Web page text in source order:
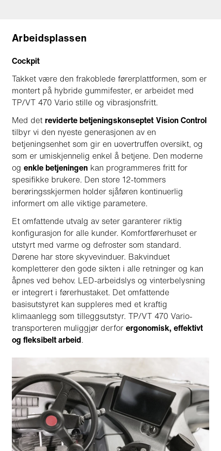
Arbeidsplassen
Cockpit
Takket være den frakoblede førerplattformen, som er
montert på hybride gummifester, er arbeidet med
TP/VT 470 Vario stille og vibrasjonsfritt.
Med det reviderte betjeningskonseptet Vision Control
tilbyr vi den nyeste generasjonen av en
betjeningsenhet som gir en uovertruffen oversikt, og
som er umiskjennelig enkel å betjene. Den moderne
og enkle betjeningen kan programmeres fritt for
spesifikke brukere. Den store 12-tommers
berøringsskjermen holder sjåføren kontinuerlig
informert om alle viktige parametere.
Et omfattende utvalg av seter garanterer riktig
konfigurasjon for alle kunder. Komfortførerhuset er
utstyrt med varme og defroster som standard.
Dørene har store skyvevinduer. Bakvinduet
kompletterer den gode sikten i alle retninger og kan
åpnes ved behov. LED-arbeidslys og vinterbelysning
er integrert i førerhustaket. Det omfattende
basisutstyret kan suppleres med et kraftig
klimaanlegg som tilleggsutstyr. TP/VT 470 Vario-
transporteren muliggjør derfor ergonomisk, effektivt
og fleksibelt arbeid.